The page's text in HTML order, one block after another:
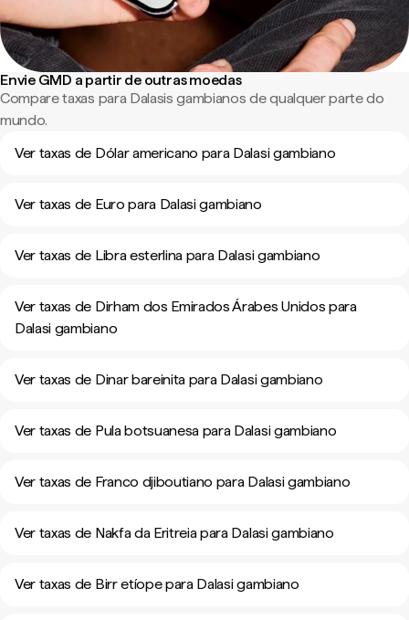
Envie GMD a partir de outras moedas
Compare taxas para Dalasis gambianos de qualquer parte do
mundo.
Ver taxas de Dólar americano para Dalasi gambiano
Ver taxas de Euro para Dalasi gambiano
Ver taxas de Libra esterlina para Dalasi gambiano
Ver taxas de Dirham dos Emirados Árabes Unidos para
Dalasi gambiano
Ver taxas de Dinar bareinita para Dalasi gambiano
Ver taxas de Pula botsuanesa para Dalasi gambiano
Ver taxas de Franco djiboutiano para Dalasi gambiano
Ver taxas de Nakfa da Eritreia para Dalasi gambiano
Ver taxas de Birr etíope para Dalasi gambiano